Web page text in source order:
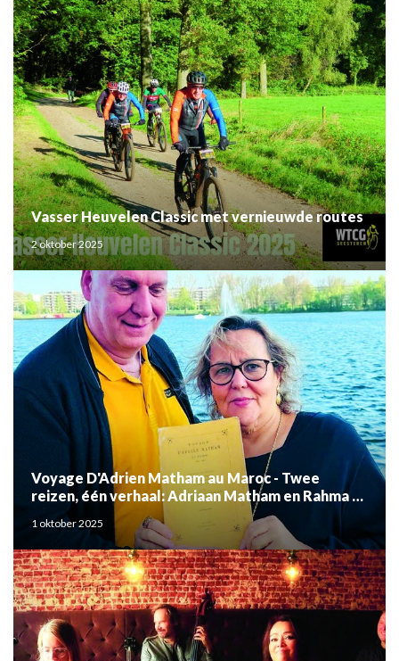
Vasser Heuvelen Classic met vernieuwde routes
2 oktober 2025
Voyage D'Adrien Matham au Maroc - Twee
reizen, één verhaal: Adriaan Matham en Rahma el
Mouden
1 oktober 2025